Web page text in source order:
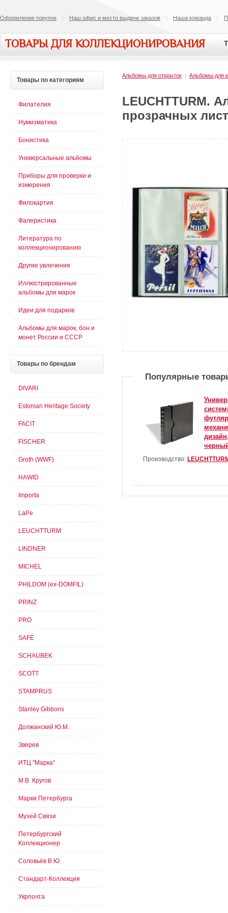
Оформление покупок Наш офис и место выдачи заказов Наша команда
ТОВАРЫ ДЛЯ КОЛЛЕКЦИОНИРОВАНИЯ
Альбомы для открыток | Альбомы для
LEUCHTTURM.
прозрачных
Популярные
Производство:
Товары по категориям
Филателия
Нумизматика
Бонистика
Универсальные альбомы
Приборы для проверки и
измерения
Филокартия
Фалеристика
Литература по
коллекционированию
Другие увлечения
Иллюстрированные
альбомы для марок
Идеи для подарков
Альбомы для марок, бон и
монет России и СССР
Товары по брендам
DIVARI
Estonian Heritage Society
FACIT
FISCHER
Groth (WWF)
HAWID
Importa
LaPe
LEUCHTTURM
LINDNER
MICHEL
PHILDOM (ex-DOMFIL)
PRINZ
PRO
SAFE
SCHAUBEK
SCOTT
STAMPRUS
Stanley Gibbons
Должанский Ю.М.
Зверев
ИТЦ "Марка"
М.В. Кругов
Марки Петербурга
Музей Связи
Петербургский
Коллекционер
Соловьёв В.Ю.
Стандарт-Коллекция
Укрпочта